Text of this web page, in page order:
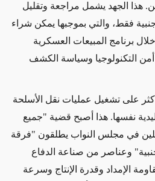
هذا الجهد يشمل مراجعة وتقليل
فقط، والتي بموجبها يمكن شراء
برنامج المبيعات العسكرية
التكنولوجيا وسياسة الكشف
على تشغيل عمليات نقل الأسلحة
نفسها. هذا أصبح قضية "جميع
في مجلس النواب يطلقون "فرقة
وعناصر من صناعة الدفاع
الإمداد وقدرة الإنتاج وسرعة